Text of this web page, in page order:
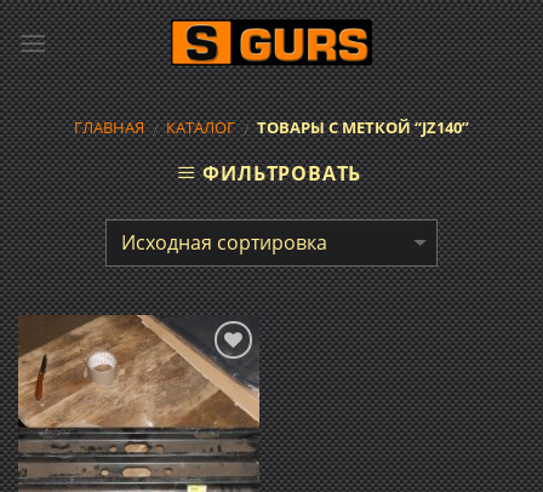
Skip
to
content
ГЛАВНАЯ / КАТАЛОГ / ТОВАРЫ С МЕТКОЙ “JZ140”
ФИЛЬТРОВАТЬ
Добавить
в список
желаний